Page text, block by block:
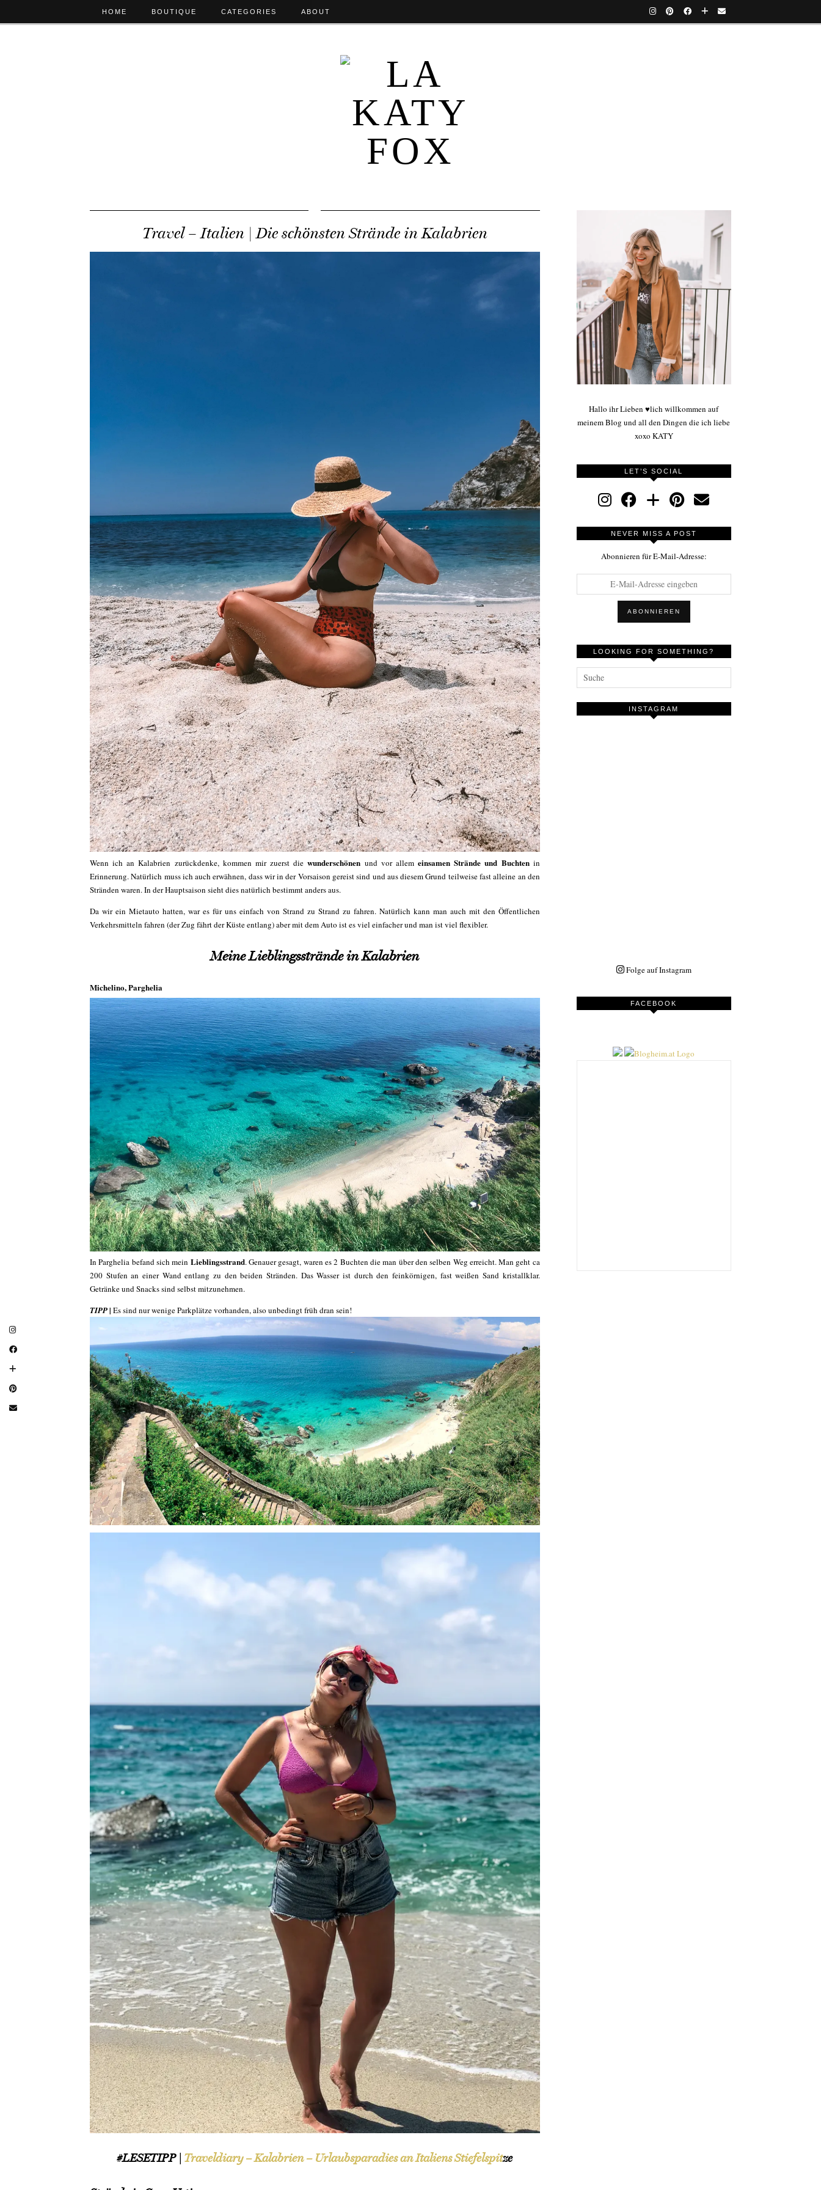
HOME BOUTIQUE CATEGORIES ABOUT
Travel – Italien | Die schönsten Strände in Kalabrien
Wenn ich an Kalabrien zurückdenke, kommen mir zuerst diewunderschönen und vor allemeinsamen Strände und Buchten in
Erinnerung. Natürlich muss ich auch erwähnen, dass wir in der Vorsaison gereist sind und aus diesem Grund teilweise fast alleine an den
Stränden waren. In der Hauptsaison sieht dies natürlich bestimmt anders aus.
Da wir ein Mietauto hatten, war es für uns einfach von Strand zu Strand zu fahren. Natürlich kann man auch mit den Öffentlichen
Verkehrsmitteln fahren (der Zug fährt der Küste entlang) aber mit dem Auto ist es viel einfacher und man ist viel flexibler.
Meine Lieblingsstrände in Kalabrien
Michelino, Parghelia
In Parghelia befand sich mein Lieblingsstrand. Genauer gesagt, waren es 2 Buchten die man über den selben Weg erreicht. Man geht ca
200 Stufen an einer Wand entlang zu den beiden Stränden. Das Wasser ist durch den feinkörnigen, fast weißen Sand kristallklar.
Getränke und Snacks sind selbst mitzunehmen.
TIPP | Es sind nur wenige Parkplätze vorhanden, also unbedingt früh dran sein!
#LESETIPP | Traveldiary – Kalabrien – Urlaubsparadies an Italiens Stiefelspitze
Hallo ihr Lieben ♥lich willkommen auf
meinem Blog und all den Dingen die ich liebe
xoxo KATY
LET’S SOCIAL
NEVER MISS A POST
Abonnieren für E-Mail-Adresse:
LOOKING FOR SOMETHING?
INSTAGRAM
Folge auf Instagram
FACEBOOK